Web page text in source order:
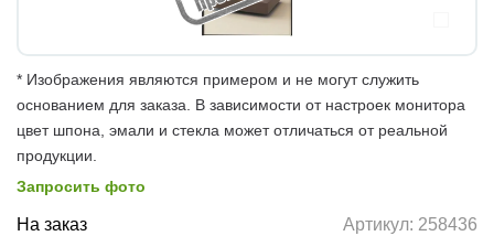
* Изображения являются примером и не могут служить
основанием для заказа. В зависимости от настроек монитора
цвет шпона, эмали и стекла может отличаться от реальной
продукции.
Запросить фото
На заказ Артикул: 258436